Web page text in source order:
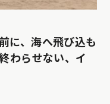
に、海へ飛び込も
わらせない、イ